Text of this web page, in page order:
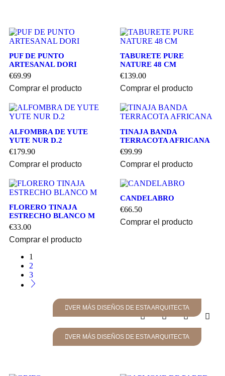
PUF DE PUNTO
ARTESANAL DORI
€69.99
Comprar el producto
TABURETE PURE
NATURE 48 CM
€139.00
Comprar el producto
ALFOMBRA DE YUTE
YUTE NUR D.2
€179.90
Comprar el producto
TINAJA BANDA
TERRACOTA AFRICANA
€99.99
Comprar el producto
FLORERO TINAJA
ESTRECHO BLANCO M
€33.00
Comprar el producto
CANDELABRO
€66.50
Comprar el producto
1
2
3
VER MÁS DISEÑOS DE ESTA ARQUITECTA
VER MÁS DISEÑOS DE ESTA ARQUITECTA